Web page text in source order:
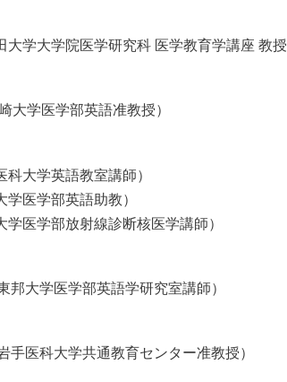
学大学院医学研究科 医学教育学講座 教授
大学医学部英語准教授）
大学英語教室講師）
医学部英語助教）
医学部放射線診断核医学講師）
大学医学部英語学研究室講師）
手医科大学共通教育センター准教授）